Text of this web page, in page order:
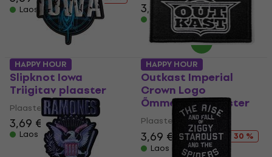
Laos olemas
3,69 €3,79 €
Laos olemas
Slipknot Iowa
Triigitav plaaster
Plaaster / märk
3,69 € 3,89 €
Laos olemas
Outkast Imperial
Crown Logo
Õmmeldav plaaster
Plaaster / märk
3,69 € 5,29 €
- 30 %
Laos olemas
HAPPY HOUR HAPPY HOUR